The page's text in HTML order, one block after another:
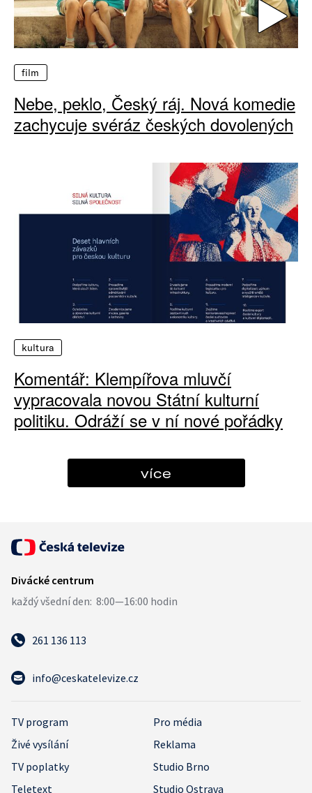
film
Nebe, peklo, Český ráj. Nová komedie
zachycuje svéráz českých dovolených
kultura
Komentář: Klempířova mluvčí
vypracovala novou Státní kulturní
politiku. Odráží se v ní nové pořádky
více
261 136 113
info@ceskatelevize.cz
TV program
Pro média
Živé vysílání
Reklama
TV poplatky
Studio Brno
Teletext
Studio Ostrava